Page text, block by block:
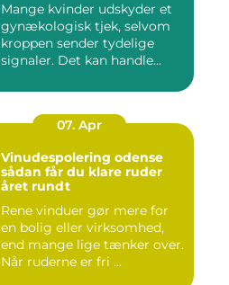
Mange kvinder udskyder et
gynækologisk tjek, selvom
kroppen sender tydelige
signaler. Det kan handle...
07. Apr
Vinudespolering odense
sådan får du klare ruder
året rundt
Rene vinduer gør mere for
en bolig eller virksomhed,
end mange lige tænker over.
Når ruderne er fri ...